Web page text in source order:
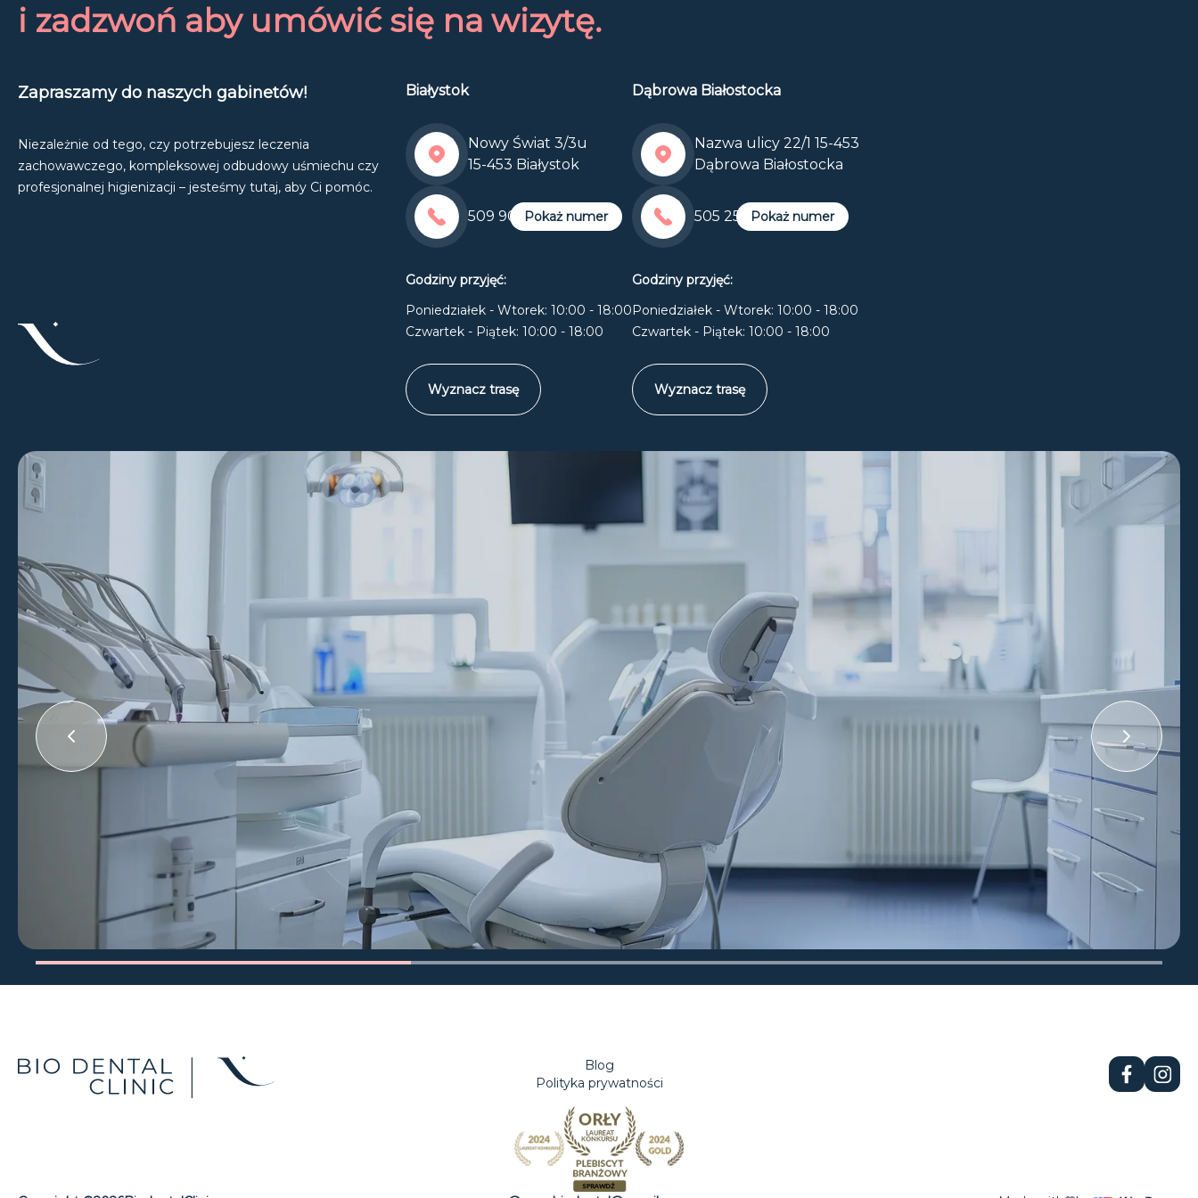
i zadzwoń aby umówić się na wizytę.
Zapraszamy do naszych gabinetów!
Niezależnie od tego, czy potrzebujesz leczenia
zachowawczego, kompleksowej odbudowy uśmiechu czy
profesjonalnej higienizacji – jesteśmy tutaj, aby Ci pomóc.
Białystok
Nowy Świat 3/3u
15-453 Białystok
Pokaż numer
509 900 905
Godziny przyjęć:
Poniedziałek - Wtorek: 10:00 - 18:00
Czwartek - Piątek: 10:00 - 18:00
Wyznacz trasę
Dąbrowa Białostocka
Nazwa ulicy 22/1 15-453
Dąbrowa Białostocka
Pokaż numer
505 255 600
Godziny przyjęć:
Poniedziałek - Wtorek: 10:00 - 18:00
Czwartek - Piątek: 10:00 - 18:00
Wyznacz trasę
Blog
Polityka prywatności